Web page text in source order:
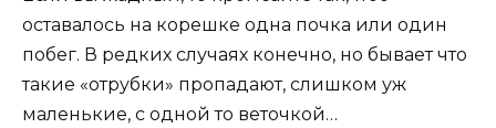
оставалось на корешке одна почка или один
побег. В редких случаях конечно, но бывает что
такие «отрубки» пропадают, слишком уж
маленькие, с одной то веточкой…